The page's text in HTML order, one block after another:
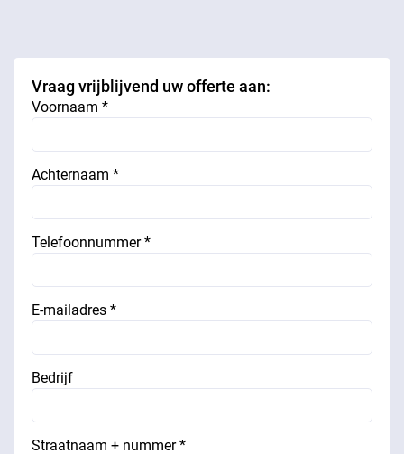
Vraag vrijblijvend uw offerte aan:
Voornaam *
Achternaam *
Telefoonnummer *
E-mailadres *
Bedrijf
Straatnaam + nummer *